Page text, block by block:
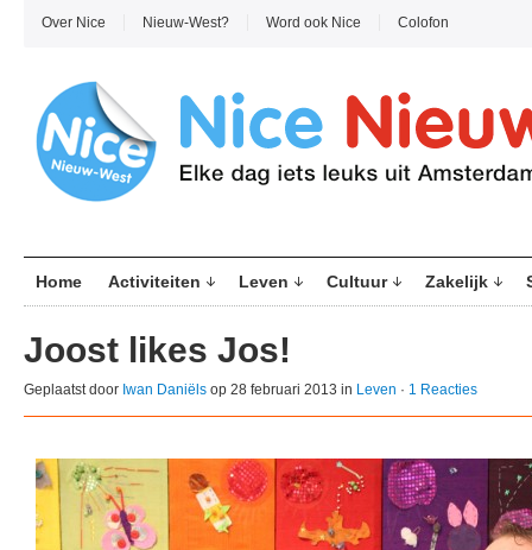
Over Nice Nieuw-West? Word ook Nice Colofon
Home Activiteiten Leven Cultuur Zakelijk
Joost likes Jos!
Geplaatst door Iwan Daniëls op 28 februari 2013 in Leven · 1 Reacties